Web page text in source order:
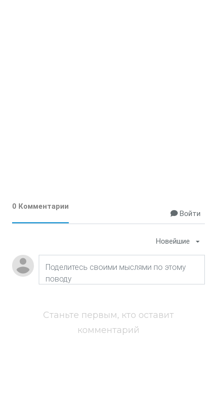
0 Комментарии
Войти
Новейшие
Станьте первым, кто оставит
комментарий